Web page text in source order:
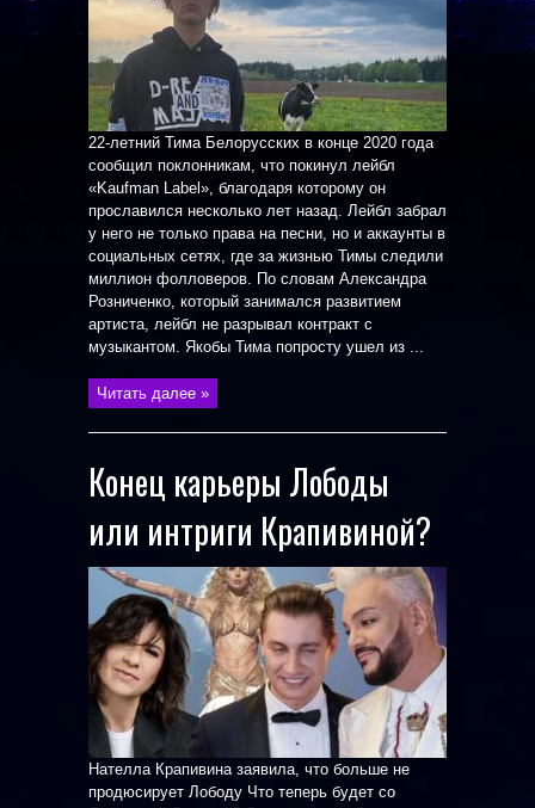
22-летний Тима Белорусских в конце 2020 года
сообщил поклонникам, что покинул лейбл
«Kaufman Label», благодаря которому он
прославился несколько лет назад. Лейбл забрал
у него не только права на песни, но и аккаунты в
социальных сетях, где за жизнью Тимы следили
миллион фолловеров. По словам Александра
Розниченко, который занимался развитием
артиста, лейбл не разрывал контракт с
музыкантом. Якобы Тима попросту ушел из ...
Читать далее »
Конец карьеры Лободы
или интриги Крапивиной?
Нателла Крапивина заявила, что больше не
продюсирует Лободу Что теперь будет со